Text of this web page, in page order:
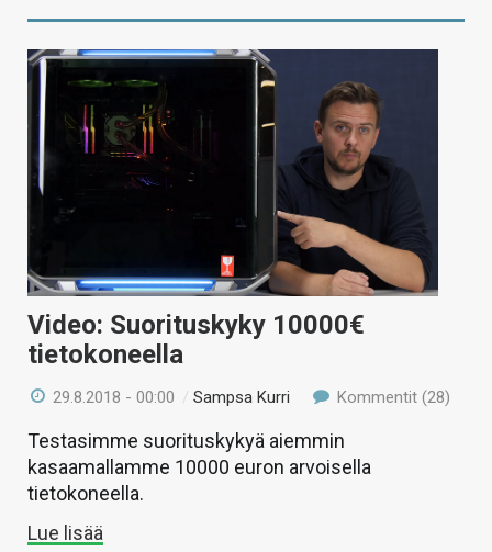
Video: Suorituskyky 10000€
tietokoneella
29.8.2018 - 00:00 /Sampsa Kurri Kommentit (28)
Testasimme suorituskykyä aiemmin
kasaamallamme 10000 euron arvoisella
tietokoneella.
Lue lisää